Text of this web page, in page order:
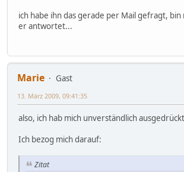
ich habe ihn das gerade per Mail gefragt, bin
er antwortet...
Marie
Gast
13. März 2009, 09:41:35
also, ich hab mich unverständlich ausgedrückt
Ich bezog mich darauf:
Zitat